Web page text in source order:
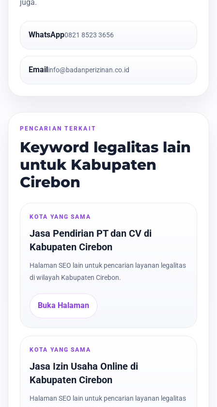
juga.
WhatsApp0821 8523 3656
Email info@badanperizinan.co.id
PENCARIAN TERKAIT
Keyword legalitas lain
untuk Kabupaten
Cirebon
KOTA YANG SAMA
Jasa Pendirian PT dan CV di
Kabupaten Cirebon
Halaman SEO lain untuk pencarian layanan legalitas
di wilayah Kabupaten Cirebon.
Buka Halaman
KOTA YANG SAMA
Jasa Izin Usaha Online di
Kabupaten Cirebon
Halaman SEO lain untuk pencarian layanan legalitas